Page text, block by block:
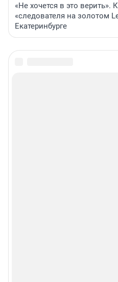
«Не хочется в это верить».
«следователя на золотом
Екатеринбурге